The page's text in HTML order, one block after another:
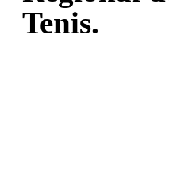
Tenis.